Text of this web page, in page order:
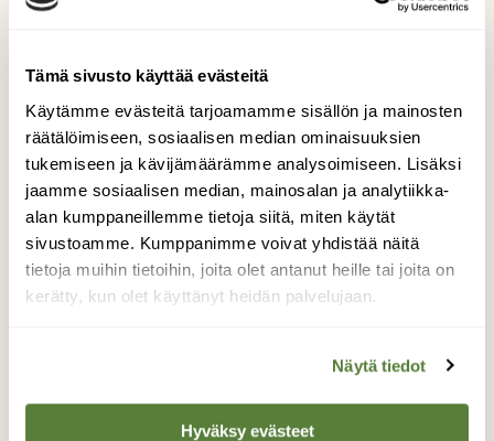
Tämä sivusto käyttää evästeitä
Käytämme evästeitä tarjoamamme sisällön ja mainosten
räätälöimiseen, sosiaalisen median ominaisuuksien
tukemiseen ja kävijämäärämme analysoimiseen. Lisäksi
jaamme sosiaalisen median, mainosalan ja analytiikka-
alan kumppaneillemme tietoja siitä, miten käytät
sivustoamme. Kumppanimme voivat yhdistää näitä
tietoja muihin tietoihin, joita olet antanut heille tai joita on
kerätty, kun olet käyttänyt heidän palvelujaan.
Näytä tiedot
Hyväksy evästeet
Raidankeuhkojäkälä
Kukoistaa vaikka puu on kaatunut.
kansallispuisto Lokakuu